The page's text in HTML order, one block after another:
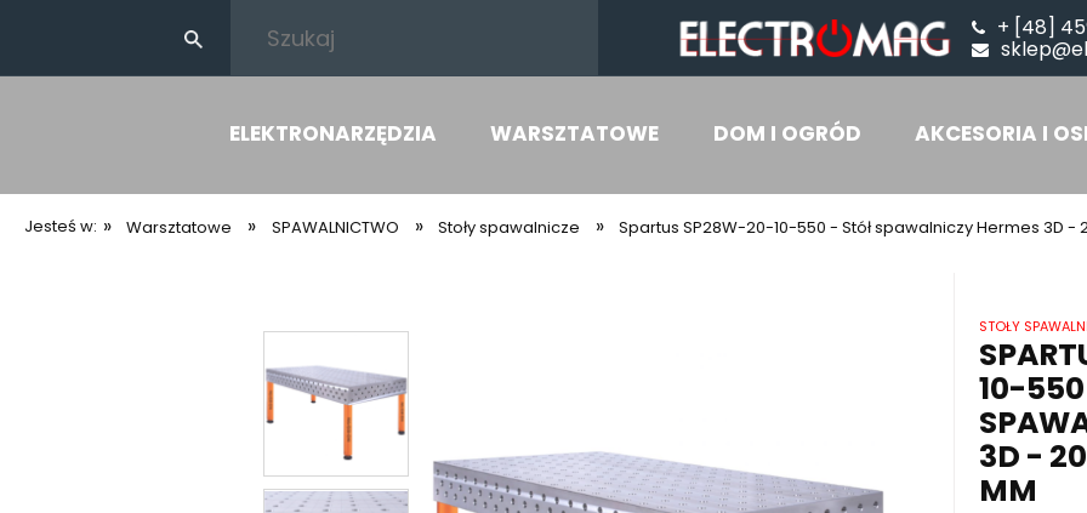
+ [48]
ELEKTRONARZĘDZIA WARSZTATOWE DOM I OGRÓD AKCESORIA I
Jesteś w: » Warsztatowe » SPAWALNICTWO » Stoły spawalnicze » Spartus SP28W-20-10-550 - Stół spawalniczy Hermes 3D -
STOŁY
10-
3D -
MM